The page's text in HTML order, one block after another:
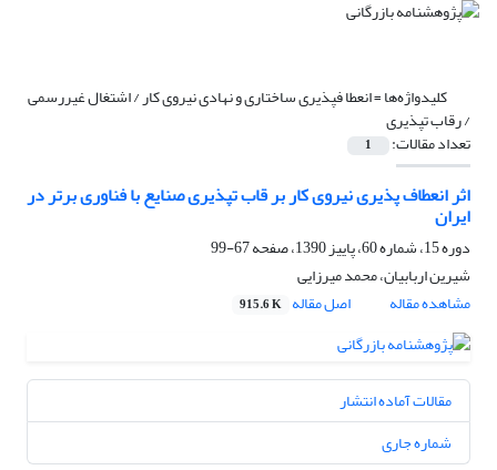
کلیدواژه‌ها =انعطا فپذیری ساختاری و نهادی نیروی کار / اشتغال غیررسمی
/ رقاب تپذیری
تعداد مقالات: 1
اثر انعطاف پذیری نیروی کار بر قاب تپذیری صنایع با فناوری برتر در
ایران
دوره 15، شماره 60، پاییز 1390، صفحه
67-99
شیرین اربابیان، محمد میرزایی
مشاهده مقاله
اصل مقاله 915.6 K
مقالات آماده انتشار
شماره جاری